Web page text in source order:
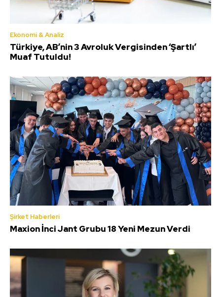
Ekonomi & Analiz
Türkiye, AB’nin 3 Avroluk Vergisinden ‘Şartlı’
Muaf Tutuldu!
Şirket Haberleri
Maxion İnci Jant Grubu 18 Yeni Mezun Verdi